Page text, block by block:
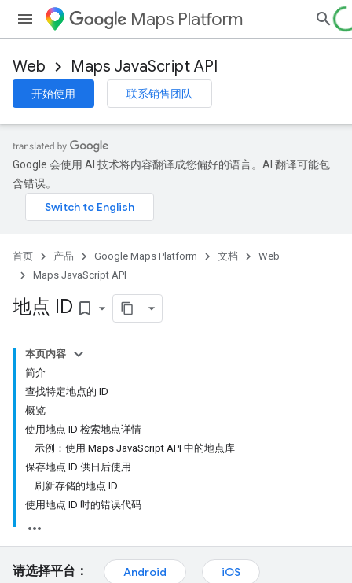
Maps Platform
Web Maps JavaScript API
开始使用 联系销售团队
Google 会使用 AI 技术将内容翻译成您偏好的语言。AI 翻译可能包
含错误。
首页 产品 Google Maps Platform 文档
Web
Maps JavaScript API
地点 ID bookmark_border
本页内容
简介
查找特定地点的 ID
概览
使用地点 ID 检索地点详情
示例：使用 Maps JavaScript API 中的地点库
保存地点 ID 供日后使用
刷新存储的地点 ID
使用地点 ID 时的错误代码
请选择平台： Android
iOS